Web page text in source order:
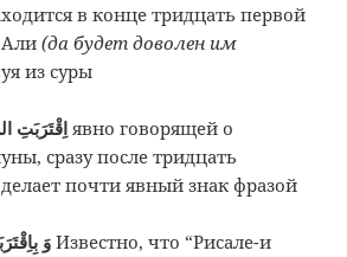
в конце тридцать первой
Али(да будет доволен им
из суры
اِقْتَرَبَتِ явно говорящей о
сразу после тридцать
почти явный знак фразой
وَ بِاِقْتَرَبَتْ لِىَ الْاُمُورُ تَقَرَّبَتْИзвестно, что “Рисале-и